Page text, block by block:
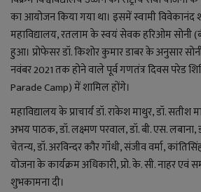
Language
English Hiindi
का आयोजन किया गया था। इसमें स्वामी विवेकानंद
महाविद्यालय, रतलाम के स्वयं सेवक हरिओम सोनी
हुआ। प्रोफेसर डॉ. किशोर कुमार डाबर के अनुसार
नवंबर 2021 तक होने वाले पूर्व गणतंत्र दिवस परेड
Parade Camp) में शामिल होंगे।
महाविद्यालय के प्राचार्य डॉ. राकेश माथुर, डॉ. सतीश
अभय पाठक, डॉ. लक्ष्मण परवाल, डॉ. बी. एस. लबाना,
चेतन्य, डॉ. अरविन्दर कौर गॉंधी, संजीव वर्मा,
योजना के कार्यक्रम अधिकारी, प्रो. के. सी. नाहर एवं
शुभकामना दी।